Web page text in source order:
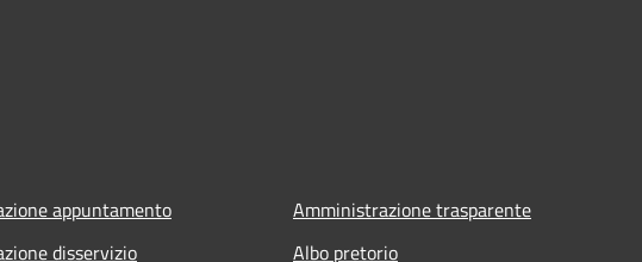
appuntamento
disservizio
Amministrazione trasparente
Albo pretorio